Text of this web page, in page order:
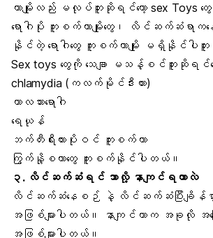
တာမျိုးလည်း မလုပ်ဘူးဆိုရင်တော့ sex Toys
ရောဂါပိုး ကူးစက်တာမျိုးတွေ၊
လိင်ဆက်ဆံရာက
နိုင်တဲ့ ရောဂါတွေ ကူးစက်တာမျိုး မရှိနိုင်ပါဘူး
Sex toys တွေကို သေချာ မသန့်စင်ဘူးဆိုရင်တ
chlamydia (ကလက်မိုင်ဒီးယား)
ကာလသားရောဂါ
ရေယုန်
ဘက်တီးရီးယားပိုးဝင် ကူးစက်တာ
ကြွက်နို့စတာတွေ ကူးစက်နိုင်ပါတယ်။
၃. လိင်ဆက်ဆံရင် ဘာလို့ နာကျင်ရတာလဲ
လိင်ဆက်ဆံနေစဉ် နဲ့ လိင်ဆက်ဆံပြီးချိန်မှ
အဖြစ်များပါတယ်။ နာကျင်တာက အခုလို အခြ
အဖြစ်များပါတယ်။